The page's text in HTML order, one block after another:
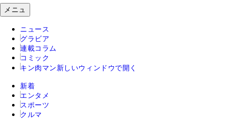
メニュ
ニュース
グラビア
連載コラム
コミック
キン肉マン 新しいウィンドウで開く
新着
エンタメ
スポーツ
クルマ